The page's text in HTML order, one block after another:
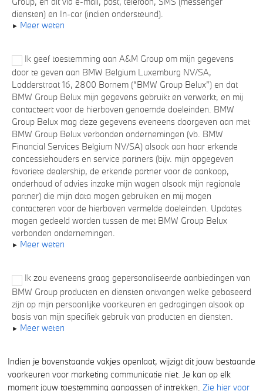
diensten) en In-car (indien ondersteund).
Meer weten
Ik geef toestemming aan A&M Group om mijn gegevens
door te geven aan BMW Belgium Luxemburg NV/SA,
Lodderstraat 16, 2800 Bornem (“BMW Group Belux”) en dat
BMW Group Belux mijn gegevens gebruikt en verwerkt, en mij
contacteert voor de hierboven genoemde doeleinden. BMW
Group Belux mag deze gegevens eveneens doorgeven aan met
BMW Group Belux verbonden ondernemingen (vb. BMW
Financial Services Belgium NV/SA) alsook aan haar erkende
concessiehouders en service partners (bijv. mijn opgegeven
favoriete dealership, de erkende partner voor de aankoop,
onderhoud of advies inzake mijn wagen alsook mijn regionale
partner) die mijn data mogen gebruiken en mij mogen
contacteren voor de hierboven vermelde doeleinden. Updates
mogen gedeeld worden tussen de met BMW Group Belux
verbonden ondernemingen.
Meer weten
Ik zou eveneens graag gepersonaliseerde aanbiedingen van
BMW Group producten en diensten ontvangen welke gebaseerd
zijn op mijn persoonlijke voorkeuren en gedragingen alsook op
basis van mijn specifiek gebruik van producten en diensten.
Meer weten
Indien je bovenstaande vakjes openlaat, wijzigt dit jouw bestaande
voorkeuren voor marketing communicatie niet. Je kan op elk
moment jouw toestemming aanpassen of intrekken. Zie hier voor